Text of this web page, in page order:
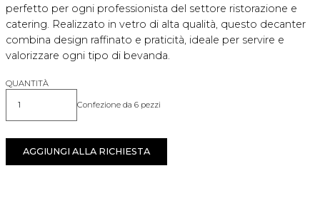
perfetto per ogni professionista del settore ristorazione e
catering. Realizzato in vetro di alta qualità, questo decanter
combina design raffinato e praticità, ideale per servire e
valorizzare ogni tipo di bevanda.
QUANTITÀ
Quantità Confezione da 6 pezzi
AGGIUNGI ALLA RICHIESTA